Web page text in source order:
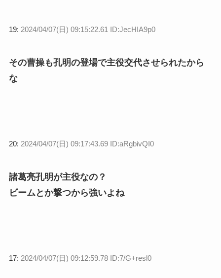
19: 2024/04/07(日) 09:15:22.61 ID:JecHIA9p0
その曹操も孔明の登場で主役交代させられたから
な
20: 2024/04/07(日) 09:17:43.69 ID:aRgbivQI0
諸葛亮孔明が主役なの？
ビームとか撃つから強いよね
17: 2024/04/07(日) 09:12:59.78 ID:7/G+resl0